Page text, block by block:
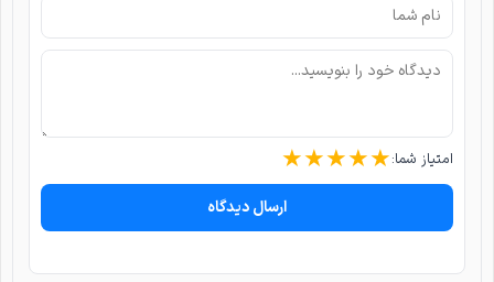
امتیاز شما: ★★★★★
ارسال دیدگاه